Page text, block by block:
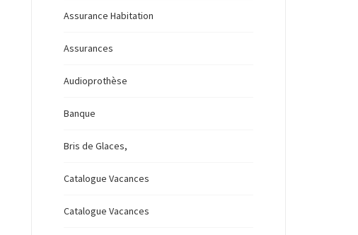
Assurance Habitation
Assurances
Audioprothèse
Banque
Bris de Glaces,
Catalogue Vacances
Catalogue Vacances